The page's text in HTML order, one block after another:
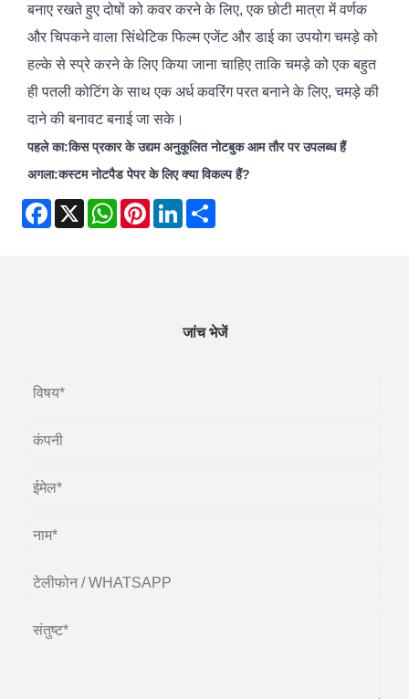
बनाए रखते हुए दोषों को कवर करने के लिए, एक छोटी मात्रा में वर्णक
और चिपकने वाला सिंथेटिक फिल्म एजेंट और डाई का उपयोग चमड़े को
हल्के से स्प्रे करने के लिए किया जाना चाहिए ताकि चमड़े को एक बहुत
ही पतली कोटिंग के साथ एक अर्ध कवरिंग परत बनाने के लिए, चमड़े की
दाने की बनावट बनाई जा सके।
पहले का:किस प्रकार के उद्यम अनुकूलित नोटबुक आम तौर पर उपलब्ध हैं
अगला:कस्टम नोटपैड पेपर के लिए क्या विकल्प हैं?
Facebook
X WhatsAppPinterestLinkedIn
जांच भेजें